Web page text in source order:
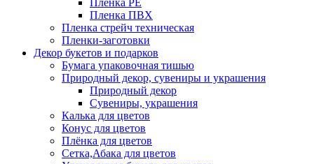
Пленка PE
Пленка ПВХ
Пленка стрейч техническая
Пленки-заготовки
Декор букетов и подарков
Бумага упаковочная тишью
Природный декор, сувениры и украшения
Природный декор
Сувениры, украшения
Калька для цветов
Конус для цветов
Плёнка для цветов
Сетка,Абака для цветов